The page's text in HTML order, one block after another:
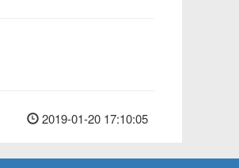
2019-01-20 17:10:05